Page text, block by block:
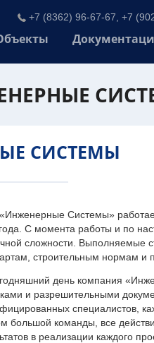
+7 (8362) 96-67-67, +7
СИСТЕМЫ
Системы»
С момента работы и по
сложности. Выполняемые
строительным нормам и
день компания
и разрешительными
специалистов,
большой команды, все
в реализации каждого